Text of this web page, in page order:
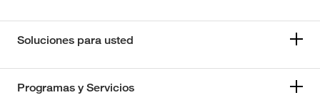
Soluciones para usted
Programas y Servicios